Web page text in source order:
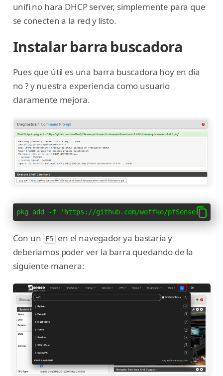
unifi no hara DHCP server, simplemente para que
se conecten a la red y listo.
Instalar barra buscadora
Pues que útil es una barra buscadora hoy en día
no ? y nuestra experiencia como usuario
claramente mejora.
pkg add -f 'https://github.com/woffko/pfSense-
Con un F5
en el navegador ya bastaria y
deberiamos poder ver la barra quedando de la
siguiente manera: